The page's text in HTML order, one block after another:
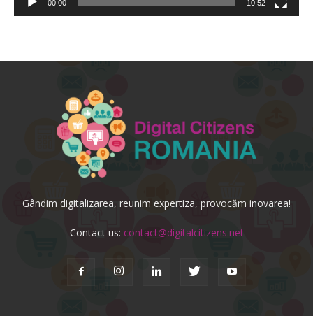
00:00 10:52
Gândim digitalizarea, reunim expertiza, provocăm inovarea!
Contact us: contact@digitalcitizens.net